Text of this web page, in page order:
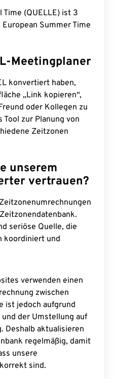
Time (QUELLE) ist 3
Summer Time
Meetingplaner
konvertiert haben,
„Link kopieren“,
oder Kollegen zu
zur Planung von
Zeitzonen
unserem
vertrauen?
Zeitzonendatenbank.
seriöse Quelle, die
koordiniert und
verwenden einen
zwischen
ist jedoch aufgrund
der Umstellung auf
Deshalb aktualisieren
regelmäßig, damit
unsere
sind.